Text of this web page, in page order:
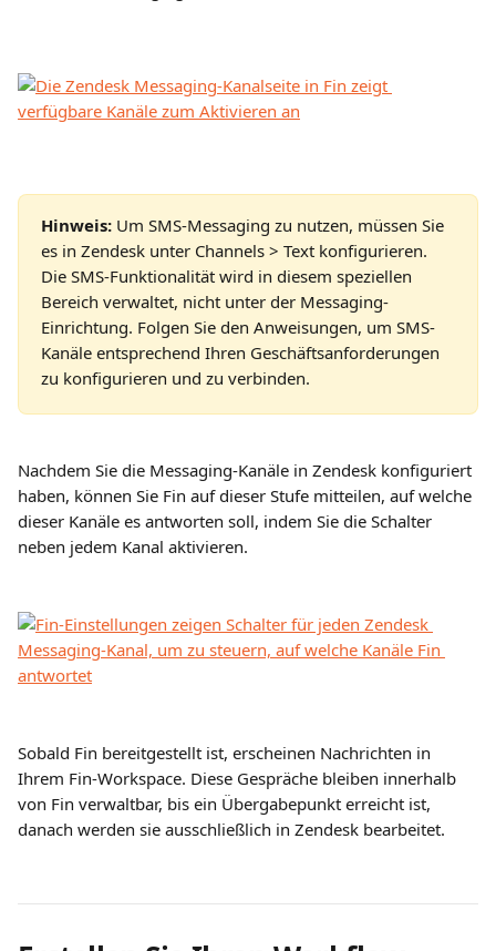
Hinweis: Um SMS-Messaging zu nutzen, müssen Sie
es in Zendesk unter Channels > Text konfigurieren.
Die SMS-Funktionalität wird in diesem speziellen
Bereich verwaltet, nicht unter der Messaging-
Einrichtung. Folgen Sie den Anweisungen, um SMS-
Kanäle entsprechend Ihren Geschäftsanforderungen
zu konfigurieren und zu verbinden.
Nachdem Sie die Messaging-Kanäle in Zendesk konfiguriert
haben, können Sie Fin auf dieser Stufe mitteilen, auf welche
dieser Kanäle es antworten soll, indem Sie die Schalter
neben jedem Kanal aktivieren.
Sobald Fin bereitgestellt ist, erscheinen Nachrichten in
Ihrem Fin-Workspace. Diese Gespräche bleiben innerhalb
von Fin verwaltbar, bis ein Übergabepunkt erreicht ist,
danach werden sie ausschließlich in Zendesk bearbeitet.